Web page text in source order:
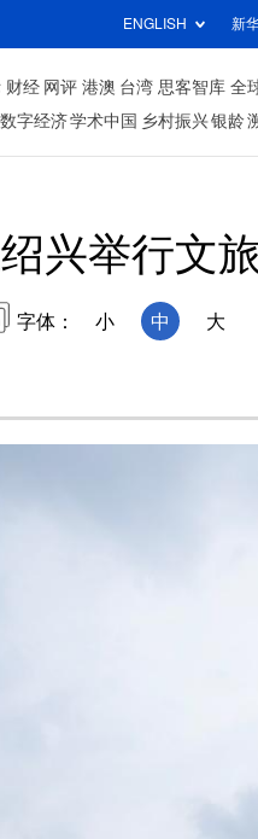
ENGLISH 新
财经 网评 港澳 台湾 思客智库 全
数字经济学术中国 乡村振兴银龄
兴举行文
字体： 小 中 大